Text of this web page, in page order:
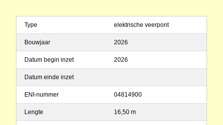
Type elektrische veerpont
Bouwjaar 2026
Datum begin inzet 2026
Datum einde inzet
ENI-nummer 04814900
Lengte 16,50 m